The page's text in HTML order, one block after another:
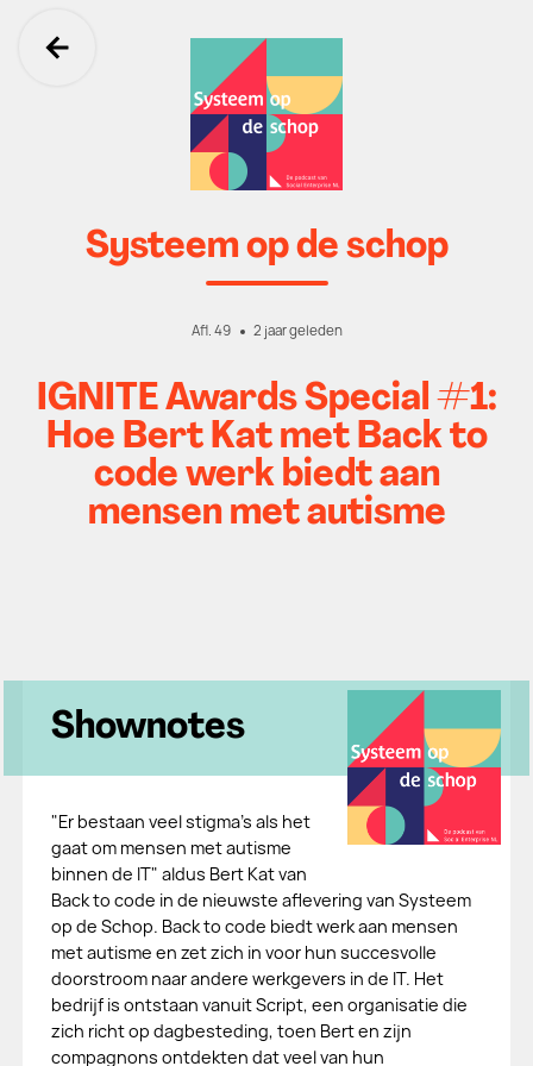
Ga terug
Systeem op de schop
Afl. 49 2 jaar geleden
IGNITE Awards Special #1:
Hoe Bert Kat met Back to
code werk biedt aan
mensen met autisme
Shownotes
"Er bestaan veel stigma's als het
gaat om mensen met autisme
binnen de IT" aldus Bert Kat van
Back to code in de nieuwste aflevering van Systeem
op de Schop. Back to code biedt werk aan mensen
met autisme en zet zich in voor hun succesvolle
doorstroom naar andere werkgevers in de IT. Het
bedrijf is ontstaan vanuit Script, een organisatie die
zich richt op dagbesteding, toen Bert en zijn
compagnons ontdekten dat veel van hun